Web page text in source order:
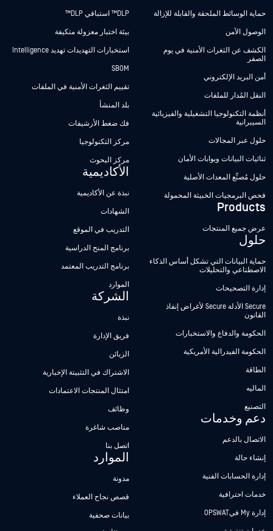
حماية الوسائط الملحقة والقابلة للإزالة
الوصول الآمن
الكشف عن الثغرات الأمنية في يوم
الصفر
أمن البريد الإلكتروني
النقل المُدار للملفات
أنظمة التكنولوجيا التشغيلية والفيزيائية
السيبرانية
حلول عبر المجالات
ثنائيات البيانات وبوابات الأمان
حلول مُصنِّع المعدات الأصلية
فحص البرمجيات الخبيثة المحمولة
Products
عرض جميع المنتجات
حلول
حماية البيانات التي تشكل أساس الذكاء
الاصطناعي والتحليلات
إدارة التصحيحات
Secure الأدلة Secure لأغراض إنفاذ
القانون
الحكومة والدفاع والاستخبارات
الحكومة الفيدرالية الأمريكية
الطاقة
الماليه
التصنيع
دعم وخدمات
الاتصال بالدعم
إنشاء حالة
إدارة الحسابات الفنية
خدمات احترافية
إدارة My فيOPSWAT
DLP™ استباقي DLP™
بيئة اختبار معزولة متكيفة
استخبارات التهديدات تهديد Intelligence
SBOM
تقييم الثغرات الأمنية في الملفات
بلد المنشأ
فك ضغط الأرشيفات
مركز التكنولوجيا
مركز البحوث
الأكاديمية
نبذة عن الأكاديمية
الشهادات
التدريب في الموقع
برنامج المنح الدراسية
برنامج التدريب المعتمد
الموارد
الشركة
نبذة
فريق الإدارة
الزبائن
الاشتراك في التثبيتة الإخبارية
امتثال المنتجات الاعتمادات
وظائف
مناصب شاغرة
اتصل بنا
الموارد
مدونة
قصص نجاح العملاء
بيانات صحفية